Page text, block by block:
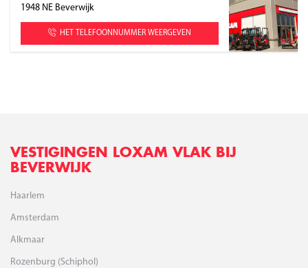
1948 NE Beverwijk
HET TELEFOONNUMMER WEERGEVEN
VESTIGINGEN LOXAM VLAK BIJ
BEVERWIJK
Haarlem
Amsterdam
Alkmaar
Rozenburg (Schiphol)